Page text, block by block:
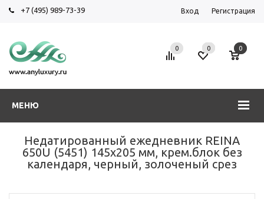
+7 (495) 989-73-39 Вход Регистрация
МЕНЮ
0 0 0
Недатированный ежедневник REINA
650U (5451) 145x205 мм, крем.блок без
календаря, черный, золоченый срез